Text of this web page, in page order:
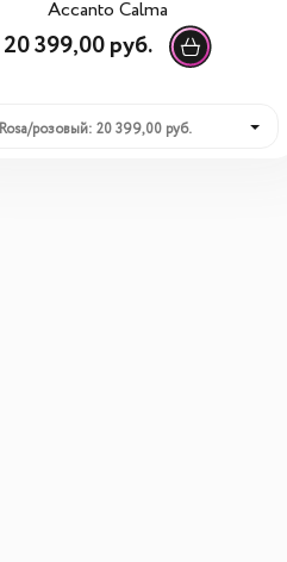
Accanto Calma
20 399,00 руб.
Rosa/розовый: 20 399,00 руб.